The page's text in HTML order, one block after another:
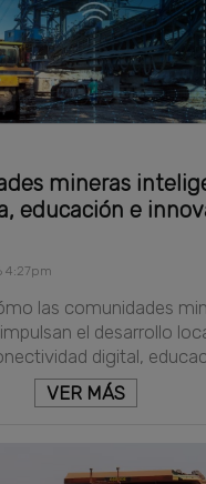
mineras
educación e
las comunidades
el desarrollo
digital,
VER MÁS